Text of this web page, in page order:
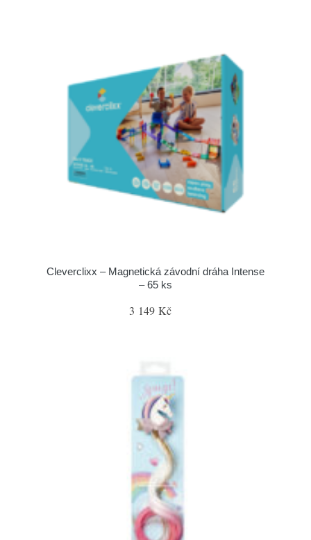
Cleverclixx – Magnetická závodní dráha Intense
– 65 ks
3 149 Kč